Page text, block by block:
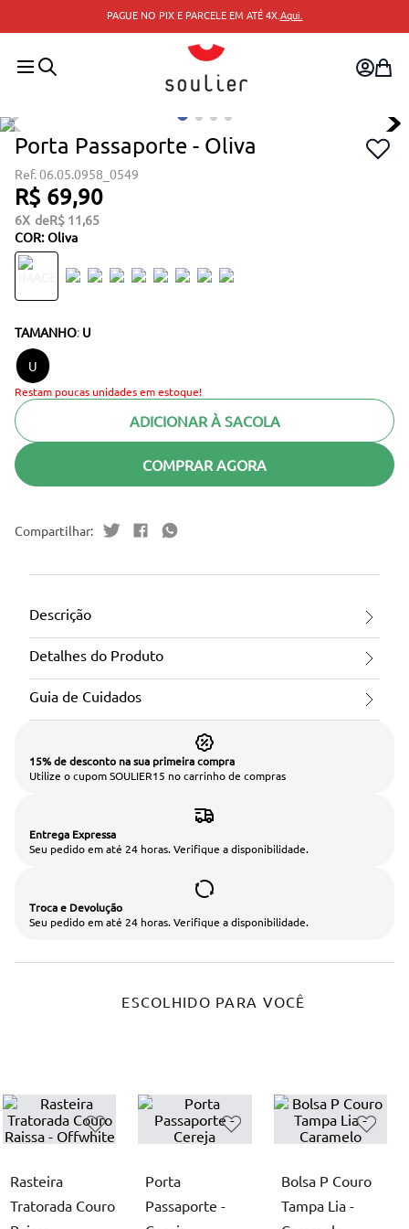
PAGUE NO PIX E PARCELE EM ATÉ 4X.Aqui.
Porta Passaporte - Oliva
06.05.0958_0549
R$ 69,90
6 R$ 11,65
COR: Oliva
TAMANHO: U
U
Restam poucas unidades em estoque!
ADICIONAR À SACOLA
COMPRAR AGORA
Descrição
Detalhes do Produto
Guia de Cuidados
15% de desconto na sua primeira compra
Utilize o cupom SOULIER15 no carrinho de compras
Entrega Expressa
Seu pedido em até 24 horas. Verifique a disponibilidade.
Troca e Devolução
Seu pedido em até 24 horas. Verifique a disponibilidade.
ESCOLHIDO PARA VOCÊ
Rasteira
Tratorada Couro
Porta
Passaporte -
Bolsa P Couro
Tampa Lia -